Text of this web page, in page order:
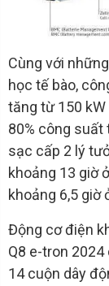
Cùng với
học tế bào,
tăng từ 150
80% công suất
sạc cấp 2 lý
khoảng 13 giờ
khoảng 6,5 giờ
Động cơ điện
Q8 e-tron
14 cuộn dây